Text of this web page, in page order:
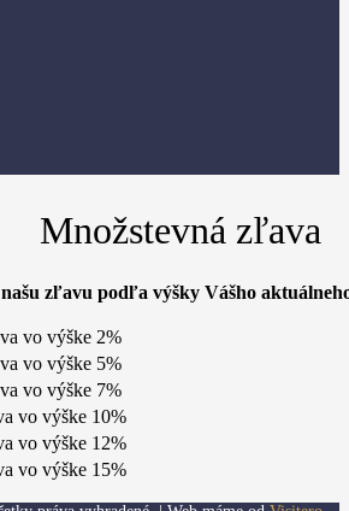
Množstevná zľava
zľavu podľa výšky Vášho
vo výške 2%
vo výške 5%
vo výške 7%
vo výške 10%
vo výške 12%
vo výške 15%